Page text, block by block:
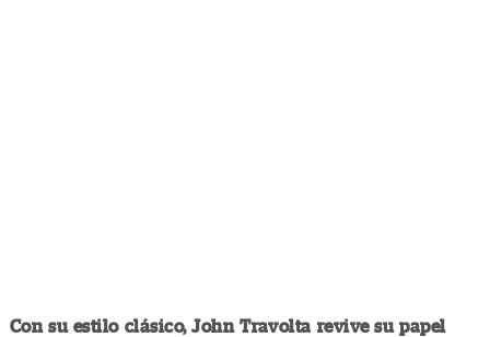
Con su estilo clásico, John Travolta revive su papel